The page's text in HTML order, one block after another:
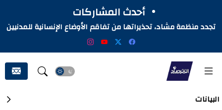
أحدث المشاركات
تجدد منظمة مشاد، تحذيراتها من تفاقم الأوضاع الإنسانية للمدنيين
المتأثرين بالحرب في السودان
البيانات